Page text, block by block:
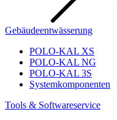
Gebäudeentwässerung
POLO-KAL XS
POLO-KAL NG
POLO-KAL 3S
Systemkomponenten
Tools & Softwareservice